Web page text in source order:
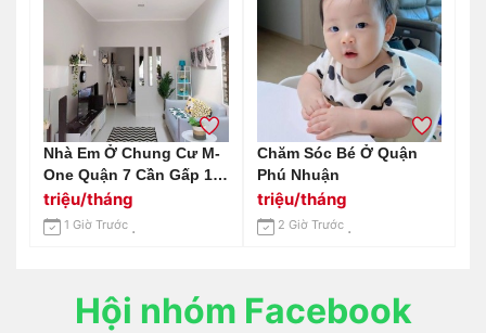
Nhà Em Ở Chung Cư M-
One Quận 7 Cần Gấp 1
Chị Giúp Việc Nhà
Lương Cao Bao Ăn Ở Ạ
triệu/tháng
1 Giờ Trước
Chăm Sóc Bé Ở Quận
Phú Nhuận
triệu/tháng
2 Giờ Trước
Hội nhóm Facebook